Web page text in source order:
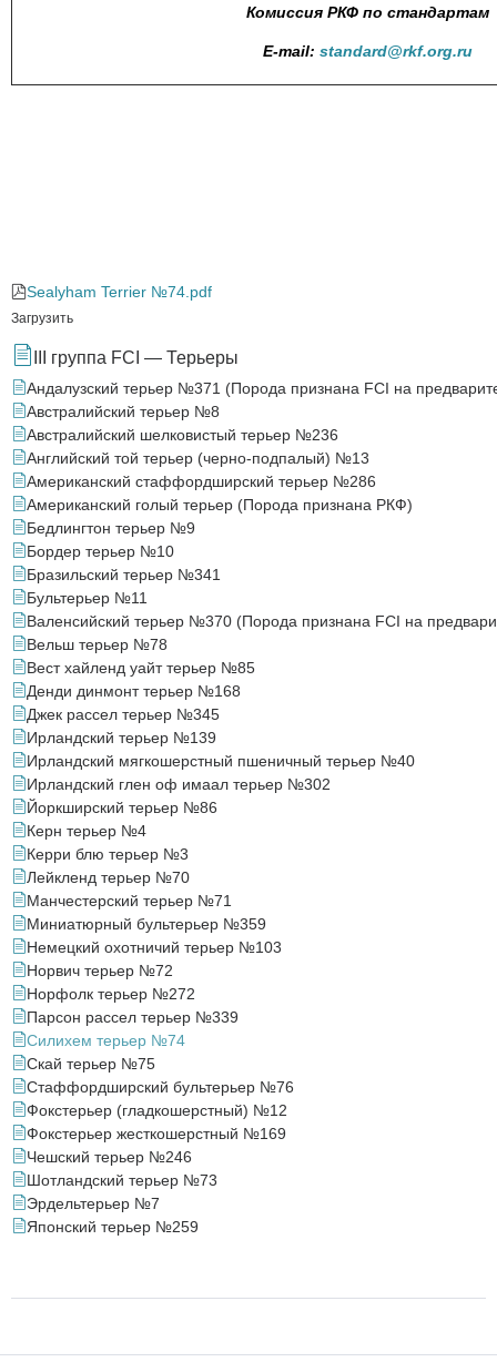
Комиссия РКФ по стандартам
E-mail: standard@rkf.org.ru
Sealyham Terrier №74.pdf
Загрузить
III группа FCI — Терьеры
Андалузский терьер №371 (Порода признана FCI на
Австралийский терьер №8
Австралийский шелковистый терьер №236
Английский той терьер (черно-подпалый) №13
Американский стаффордширский терьер №286
Американский голый терьер (Порода признана РКФ)
Бедлингтон терьер №9
Бордер терьер №10
Бразильский терьер №341
Бультерьер №11
Валенсийский терьер №370 (Порода признана FCI на
Вельш терьер №78
Вест хайленд уайт терьер №85
Денди динмонт терьер №168
Джек рассел терьер №345
Ирландский терьер №139
Ирландский мягкошерстный пшеничный терьер №40
Ирландский глен оф имаал терьер №302
Йоркширский терьер №86
Керн терьер №4
Керри блю терьер №3
Лейкленд терьер №70
Манчестерский терьер №71
Миниатюрный бультерьер №359
Немецкий охотничий терьер №103
Норвич терьер №72
Норфолк терьер №272
Парсон рассел терьер №339
Силихем терьер №74
Скай терьер №75
Стаффордширский бультерьер №76
Фокстерьер (гладкошерстный) №12
Фокстерьер жесткошерстный №169
Чешский терьер №246
Шотландский терьер №73
Эрдельтерьер №7
Японский терьер №259